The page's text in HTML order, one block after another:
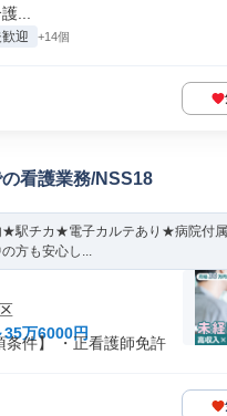
...
迎 +14個
看護業務/NSS18
★駅チカ★電子カルテあり★病院付
方も安心し...
35万6000円
条件】 ・正看護師免許